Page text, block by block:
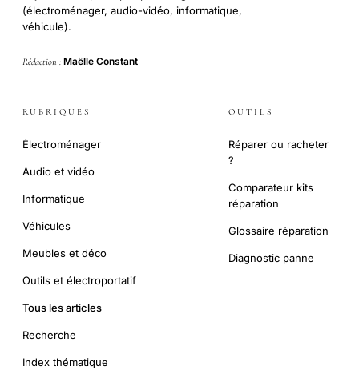
(électroménager, audio-vidéo, informatique,
véhicule).
Rédaction : Maëlle Constant
RUBRIQUES
Électroménager
Audio et vidéo
Informatique
Véhicules
Meubles et déco
Outils et électroportatif
Tous les articles
Recherche
Index thématique
OUTILS
Réparer ou racheter
?
Comparateur kits
réparation
Glossaire réparation
Diagnostic panne